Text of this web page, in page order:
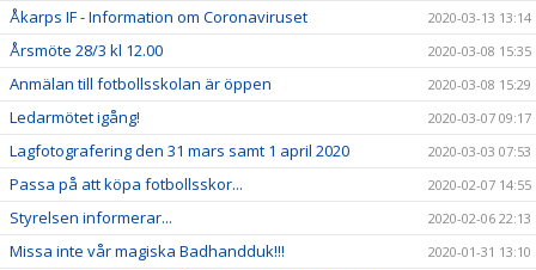
Åkarps IF - Information om Coronaviruset 2020-03-13 13:14
Årsmöte 28/3 kl 12.00 2020-03-08 15:35
Anmälan till fotbollsskolan är öppen 2020-03-08 15:29
Ledarmötet igång! 2020-03-07 09:17
Lagfotografering den 31 mars samt 1 april 2020 2020-03-03 07:53
Passa på att köpa fotbollsskor... 2020-02-07 14:55
Styrelsen informerar... 2020-02-06 22:13
Missa inte vår magiska Badhandduk!!! 2020-01-31 13:10